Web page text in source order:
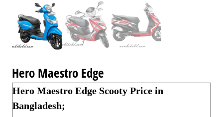
Hero Maestro Edge
Hero Maestro Edge Scooty Price in
Bangladesh;